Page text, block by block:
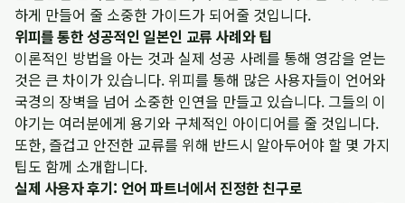
하게 만들어 줄 소중한 가이드가 되어줄 것입니다.
위피를 통한 성공적인 일본인 교류 사례와 팁
이론적인 방법을 아는 것과 실제 성공 사례를 통해 영감을 얻는
것은 큰 차이가 있습니다. 위피를 통해 많은 사용자들이 언어와
국경의 장벽을 넘어 소중한 인연을 만들고 있습니다. 그들의 이
야기는 여러분에게 용기와 구체적인 아이디어를 줄 것입니다.
또한, 즐겁고 안전한 교류를 위해 반드시 알아두어야 할 몇 가지
팁도 함께 소개합니다.
실제 사용자 후기: 언어 파트너에서 진정한 친구로